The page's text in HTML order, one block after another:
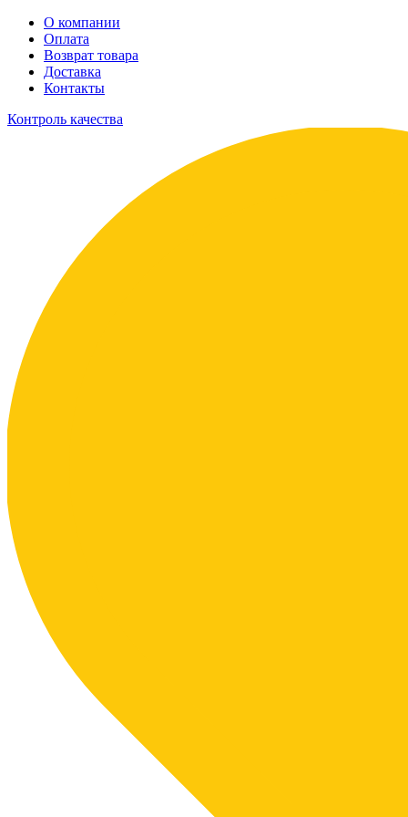
О компании
Оплата
Возврат товара
Доставка
Контакты
Контроль качества